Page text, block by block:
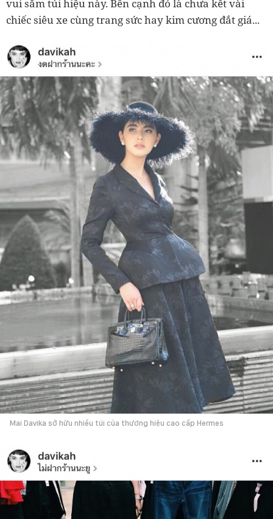
vui sắm túi hiệu này. Bên cạnh đó là chưa kết vài
chiếc siêu xe cùng trang sức hay kim cương đắt giá...
Mai Davika sở hữu nhiều túi của thương hiệu cao cấp Hermes